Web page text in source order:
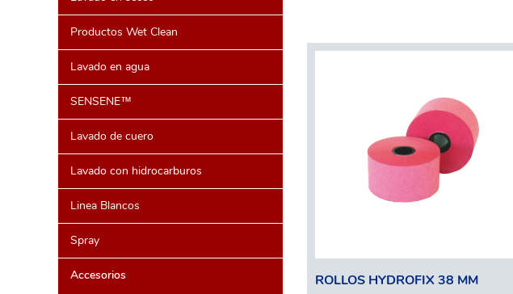
Productos Wet Clean
Lavado en agua
SENSENE™
Lavado de cuero
Lavado con hidrocarburos
Linea Blancos
Spray
Accesorios
ROLLOS HYDROFIX 38 MM